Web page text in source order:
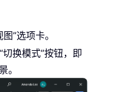
”选项卡。
切换模式”按钮，即
。